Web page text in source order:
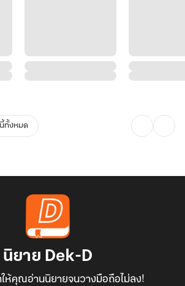
ทั้งหมด
นิยาย Dek-D
ห้คุณอ่านนิยายจนวางมือถือไม่ลง!